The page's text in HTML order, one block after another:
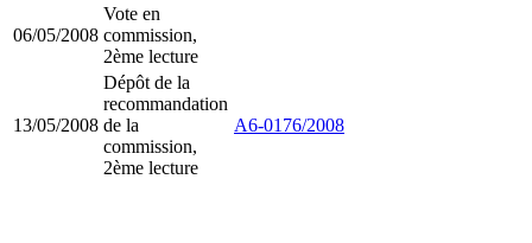
06/05/2008
Vote en
commission,
2ème lecture
13/05/2008
Dépôt de la
recommandation
de la
commission,
2ème lecture
A6-0176/2008